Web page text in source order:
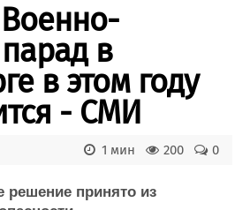
Доска объявлений
в
в этом году
- СМИ
0
200
1 мин
решение принято из